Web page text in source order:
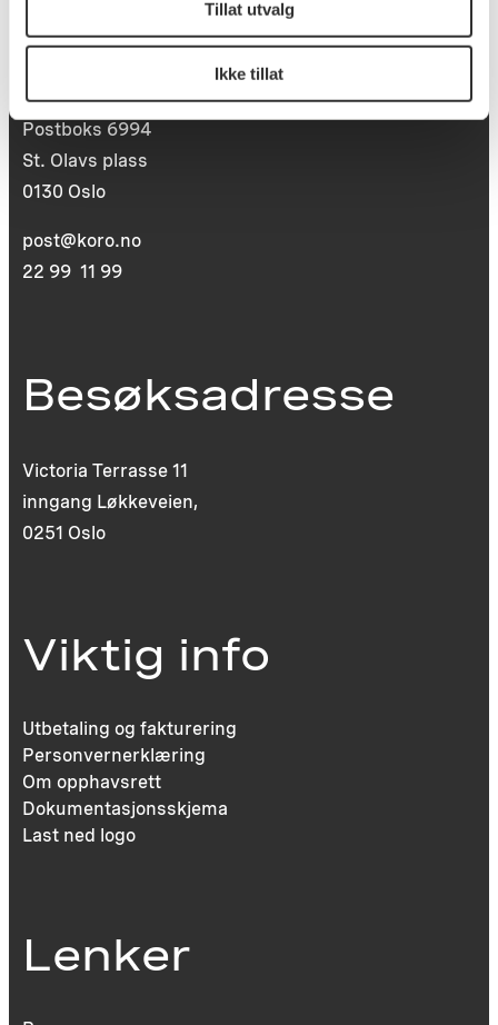
Tillat utvalg
Ikke tillat
Postadresse
Postboks 6994
St. Olavs plass
0130 Oslo
post@koro.no
22 99 11 99
Besøksadresse
Victoria Terrasse 11
inngang Løkkeveien,
0251 Oslo
Viktig info
Utbetaling og fakturering
Personvernerklæring
Om opphavsrett
Dokumentasjonsskjema
Last ned logo
Lenker